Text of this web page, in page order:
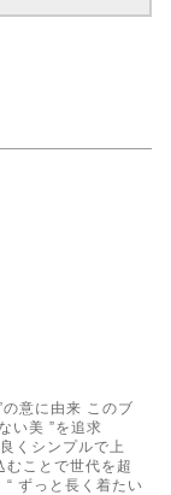
の意に由来 このブ
い美 ”を追求
くシンプルで上
むことで世代を超
ずっと長く着たい